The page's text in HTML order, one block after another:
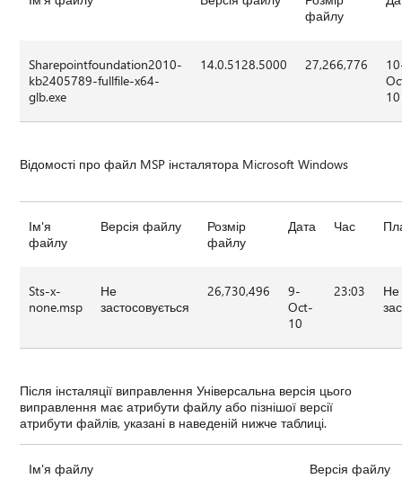
файлу
Sharepointfoundation2010-
kb2405789-fullfile-x64-
glb.exe
14.0.5128.5000 27,266,776
10
Відомості про файл MSP інсталятора Microsoft Windows
Ім'я
файлу
Версія файлу
Розмір
файлу
Дата Час
Sts-x-
none.msp
Не
застосовується
26,730,496
9-
Oct-
10
23:03
Не
Після інсталяції виправлення Універсальна версія цього
виправлення має атрибути файлу або пізнішої версії
атрибути файлів, указані в наведеній нижче таблиці.
Ім'я файлу Версія файлу